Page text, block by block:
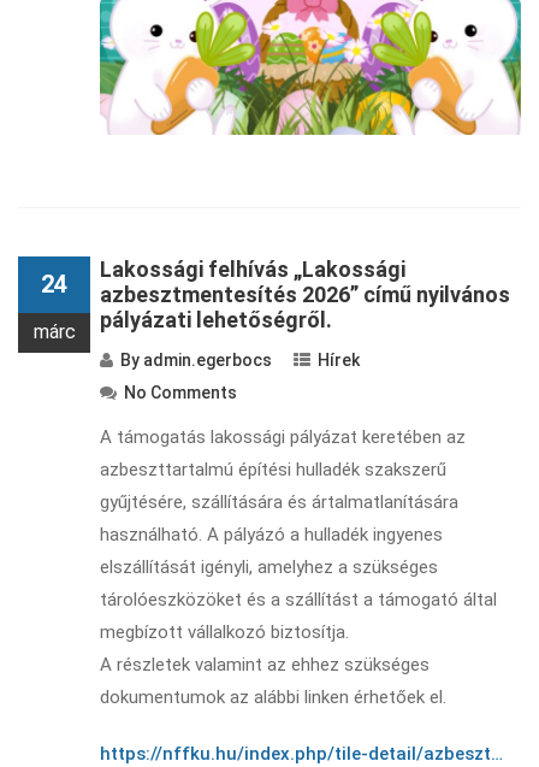
24
márc
Lakossági felhívás „Lakossági
azbesztmentesítés 2026” című nyilvános
pályázati lehetőségről.
By admin.egerbocs
Hírek
No Comments
A támogatás lakossági pályázat keretében az
azbeszttartalmú építési hulladék szakszerű
gyűjtésére, szállítására és ártalmatlanítására
használható. A pályázó a hulladék ingyenes
elszállítását igényli, amelyhez a szükséges
tárolóeszközöket és a szállítást a támogató által
megbízott vállalkozó biztosítja.
A részletek valamint az ehhez szükséges
dokumentumok az alábbi linken érhetőek el.
https://nffku.hu/index.php/tile-detail/azbeszt…